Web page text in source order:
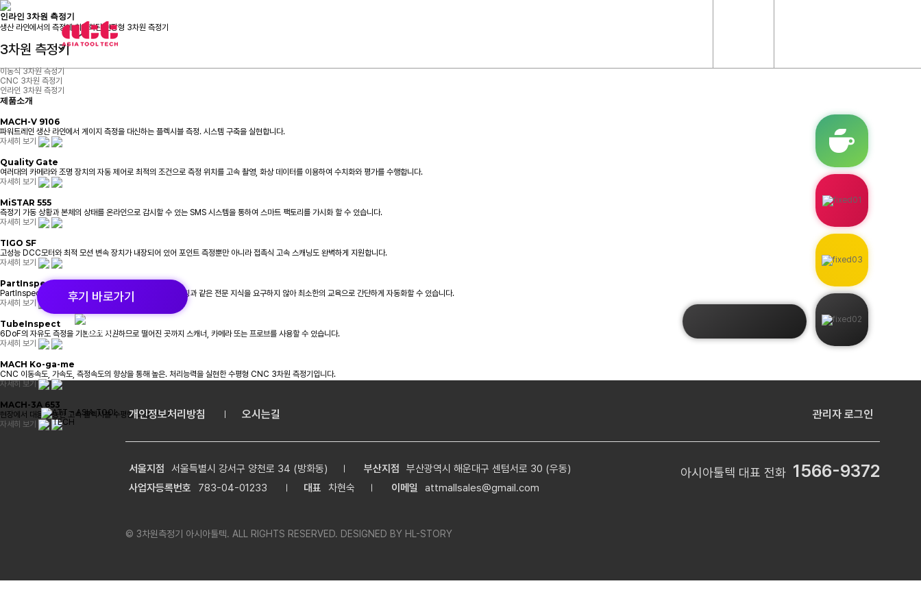
3
인라인 3차원 측정기
생산 라인에서의 측정에 최적화된 현장형 3차원 측정기
3차원 측정기
이동식 3차원 측정기
CNC 3차원 측정기
인라인 3차원 측정기
제품소개
MACH-V 9106
파워트레인 생산 라인에서 게이지 측정을 대신하는 플렉시블 측정. 시스템 구축을 실현합니다.
자세히 보기
Quality Gate
여러대의 카메라와 조명 장치의 자동 제어로 최적의 조건으로 측정 위치를 고속 촬영, 화상 데이터를 이용하여 수치화와 평가를 수행합니다.
자세히 보기
MiSTAR 555
측정기 가동 상황과 본체의 상태를 온라인으로 감시할 수 있는 SMS 시스템을 통하여 스마트 팩토리를 가시화 할 수 있습니다.
자세히 보기
TIGO SF
고성능 DCC모터와 최적 모션 변속 장치가 내장되어 있어 포인트 측정뿐만 아니라 접촉식 고속 스캐닝도 완벽하게 지원합니다.
자세히 보기
PartInspect L
PartInspect를 사용하면 프로젝트 계획 및 실행 시 로봇 티칭과 같은 전문 지식을 요구하지 않아 최소한의 교육으로 간단하게 자동화할 수 있습니다.
자세히 보기
TubeInspect
6DoF의 자유도 측정을 기본으로 지원하므로 떨어진 곳까지 스캐너, 카메라 또는 프로브를 사용할 수 있습니다.
자세히 보기
MACH Ko-ga-me
CNC 이동속도, 가속도, 측정속도의 향상을 통해 높은. 처리능력을 실현한 수평형 CNC 3차원 측정기입니다.
자세히 보기
MACH-3A 653
현장에서 대응 가능한 고속 플렉시블 수평형 측정기입니다.
자세히 보기
후기 바로가기
개인정보처리방침 오시는길 관리자 로그인
서울지점 서울특별시 강서구 양천로 34 (방화동) 부산지점
부산광역시 해운대구 센텀서로 30 (우동)
사업자등록번호
783-04-01233 대표 차현숙 이메일 attmallsales@gmail.com
© 3차원측정기 아시아툴텍. ALL RIGHTS RESERVED. DESIGNED BY HL-STORY
아시아툴텍 대표 전화 1566-9372